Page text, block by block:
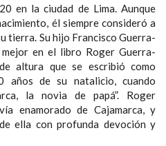
en la ciudad de Lima. Aunque
él siempre consideró a
tierra. Su hijo Francisco Guerra-
en el libro Roger Guerra-
altura que se escribió como
años de su natalicio, cuando
la novia de papá”. Roger
enamorado de Cajamarca, y
ella con profunda devoción y